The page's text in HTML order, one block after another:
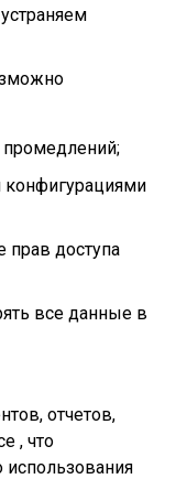
промедлений;
прав доступа
все данные в
отчетов,
, что
использования